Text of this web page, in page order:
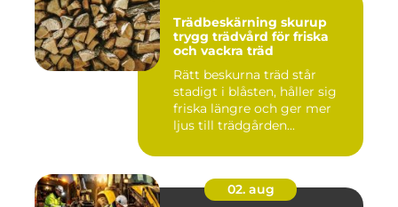
Trädbeskärning skurup
trygg trädvård för friska
och vackra träd
Rätt beskurna träd står
stadigt i blåsten, håller sig
friska längre och ger mer
ljus till trädgården...
02. aug